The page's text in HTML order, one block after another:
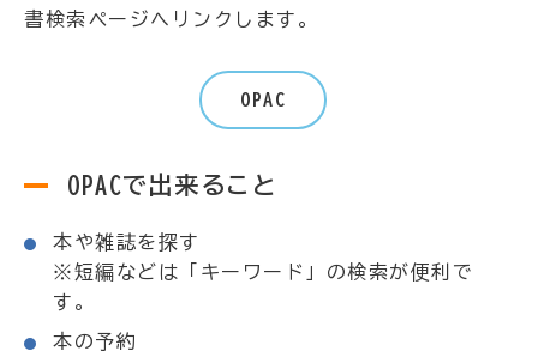
書検索ページへリンクします。
OPAC
OPACで出来ること
本や雑誌を探す
※短編などは「キーワード」の検索が便利で
す。
本の予約